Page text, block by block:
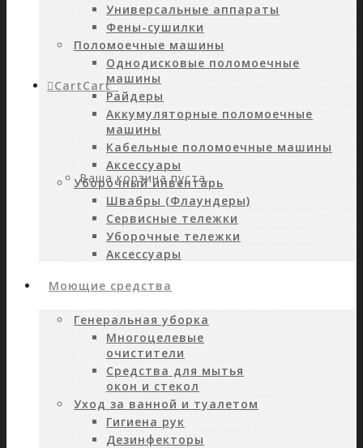
CartCart0
Ваша корзина пуста.
Универсальные аппараты
Фены-сушилки
Поломоечные машины
Однодисковые поломоечные
машины
Райдеры
Аккумуляторные поломоечные
машины
Кабельные поломоечные машины
Аксессуары
Уборочный инвентарь
Швабры (Флаундеры)
Сервисные тележки
Уборочные тележки
Аксессуары
Моющие средства
Генеральная уборка
Многоцелевые
очистители
Средства для мытья
окон и стекол
Уход за ванной и туалетом
Гигиена рук
Дезинфекторы